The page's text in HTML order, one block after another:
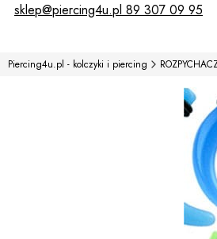
sklep@piercing4u.pl 89 307 09 95
Piercing4u.pl - kolczyki i piercing